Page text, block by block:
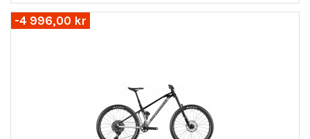
-4 996,00 kr